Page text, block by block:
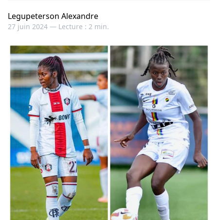
Legupeterson Alexandre
27 juin 2024 — Lecture : 2 min.